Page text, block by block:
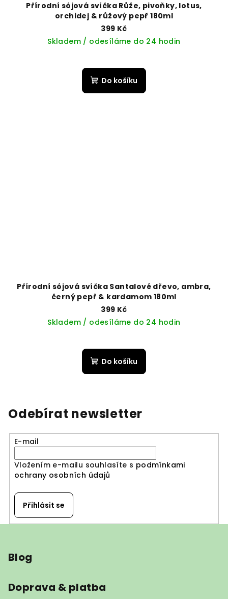
Přírodní sójová svíčka Růže, pivoňky, lotus,
orchidej & růžový pepř 180ml
399 Kč
Skladem / odesíláme do 24 hodin
Do košíku
Přírodní sójová svíčka Santalové dřevo, ambra,
černý pepř & kardamom 180ml
399 Kč
Skladem / odesíláme do 24 hodin
Do košíku
Odebírat newsletter
E-mail
Vložením e-mailu souhlasíte s podmínkami
ochrany osobních údajů
Přihlásit se
Blog
Doprava & platba